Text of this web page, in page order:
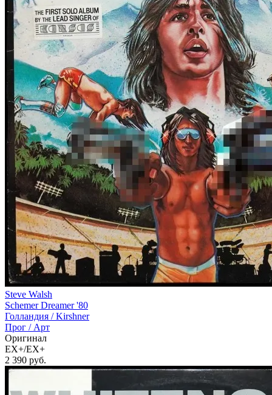
Steve Walsh
Schemer Dreamer '80
Голландия /Kirshner
Прог / Арт
Оригинал
EX+/EX+
2 390 руб.